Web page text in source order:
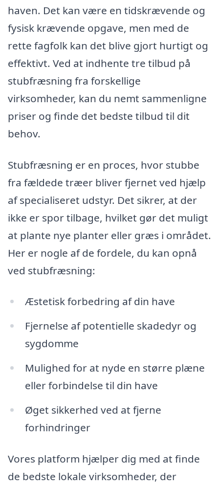
haven. Det kan være en tidskrævende og
fysisk krævende opgave, men med de
rette fagfolk kan det blive gjort hurtigt og
effektivt. Ved at indhente tre tilbud på
stubfræsning fra forskellige
virksomheder, kan du nemt sammenligne
priser og finde det bedste tilbud til dit
behov.
Stubfræsning er en proces, hvor stubbe
fra fældede træer bliver fjernet ved hjælp
af specialiseret udstyr. Det sikrer, at der
ikke er spor tilbage, hvilket gør det muligt
at plante nye planter eller græs i området.
Her er nogle af de fordele, du kan opnå
ved stubfræsning:
Æstetisk forbedring af din have
Fjernelse af potentielle skadedyr og
sygdomme
Mulighed for at nyde en større plæne
eller forbindelse til din have
Øget sikkerhed ved at fjerne
forhindringer
Vores platform hjælper dig med at finde
de bedste lokale virksomheder, der